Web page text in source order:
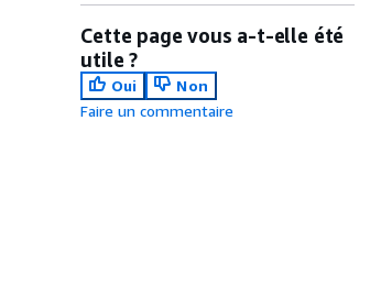
Cette page vous a-t-elle été
utile ?
Oui
Non
Faire un commentaire